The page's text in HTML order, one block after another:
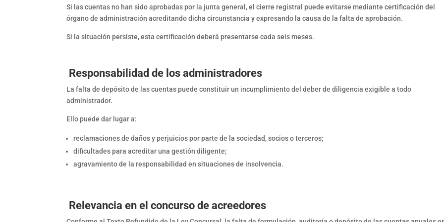
Si las cuentas no han sido aprobadas por la junta general, el cierre registral puede evitarse mediante certificación del
órgano de administración acreditando dicha circunstancia y expresando la causa de la falta de aprobación.
Si la situación persiste, esta certificación deberá presentarse cada seis meses.
Responsabilidad de los administradores
La falta de depósito de las cuentas puede constituir un incumplimiento del deber de diligencia exigible a todo
administrador.
Ello puede dar lugar a:
reclamaciones de daños y perjuicios por parte de la sociedad, socios o terceros;
dificultades para acreditar una gestión diligente;
agravamiento de la responsabilidad en situaciones de insolvencia.
Relevancia en el concurso de acreedores